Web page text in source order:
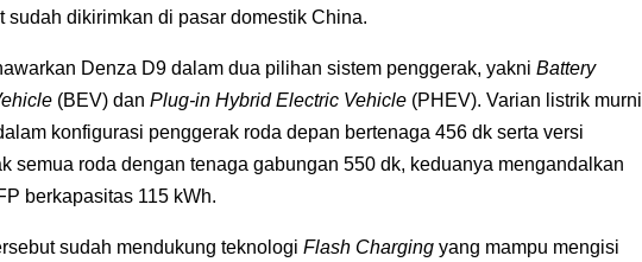
sudah dikirimkan di pasar domestik China.
Denza D9 dalam dua pilihan sistem penggerak, yakni Battery
(BEV) dan Plug-in Hybrid Electric Vehicle (PHEV). Varian listrik murni
konfigurasi penggerak roda depan bertenaga 456 dk serta versi
semua roda dengan tenaga gabungan 550 dk, keduanya mengandalkan
berkapasitas 115 kWh.
sudah mendukung teknologi Flash Charging yang mampu mengisi